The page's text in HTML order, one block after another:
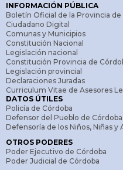
INFORMACIÓN PÚBLICA
Boletín Oficial de la Provincia de
Ciudadano Digital
Comunas y Municipios
Constitución Nacional
Legislación nacional
Constitución Provincia de
Legislación provincial
Declaraciones Juradas
Curriculum Vitae de Asesores
DATOS ÚTILES
Policía de Córdoba
Defensor del Pueblo de Córdoba
Defensoría de los Niños, Niñas
OTROS PODERES
Poder Ejecutivo de Córdoba
Poder Judicial de Córdoba